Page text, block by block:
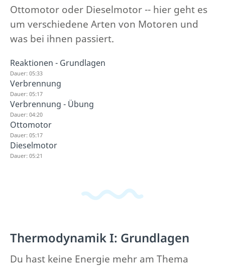
Ottomotor oder Dieselmotor -- hier geht es
um verschiedene Arten von Motoren und
was bei ihnen passiert.
Reaktionen - Grundlagen
Dauer: 05:33
Verbrennung
Dauer: 05:17
Verbrennung - Übung
Dauer: 04:20
Ottomotor
Dauer: 05:17
Dieselmotor
Dauer: 05:21
Thermodynamik I: Grundlagen
Du hast keine Energie mehr am Thema